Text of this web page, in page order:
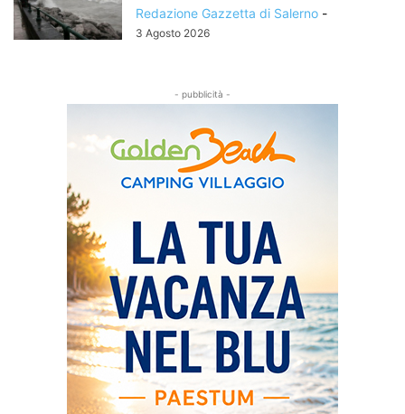
Redazione Gazzetta di Salerno -
3 Agosto 2026
- pubblicità -